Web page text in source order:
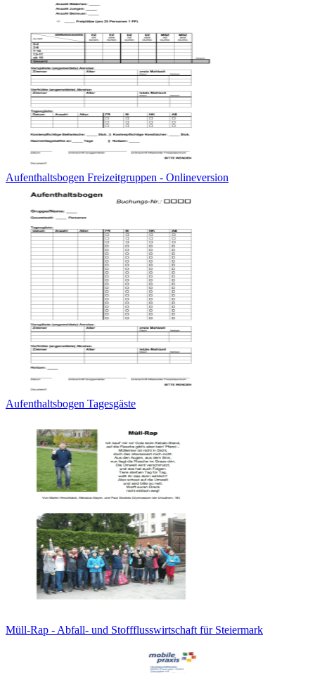
Aufenthaltsbogen Freizeitgruppen - Onlineversion
Aufenthaltsbogen Tagesgäste
Müll-Rap - Abfall- und Stoffflusswirtschaft für Steiermark